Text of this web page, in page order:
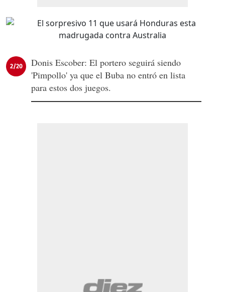
2/20
Donis Escober: El portero seguirá siendo
'Pimpollo' ya que el Buba no entró en lista
para estos dos juegos.